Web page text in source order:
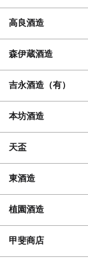
高良酒造
森伊蔵酒造
吉永酒造（有）
本坊酒造
天盃
東酒造
植園酒造
甲斐商店